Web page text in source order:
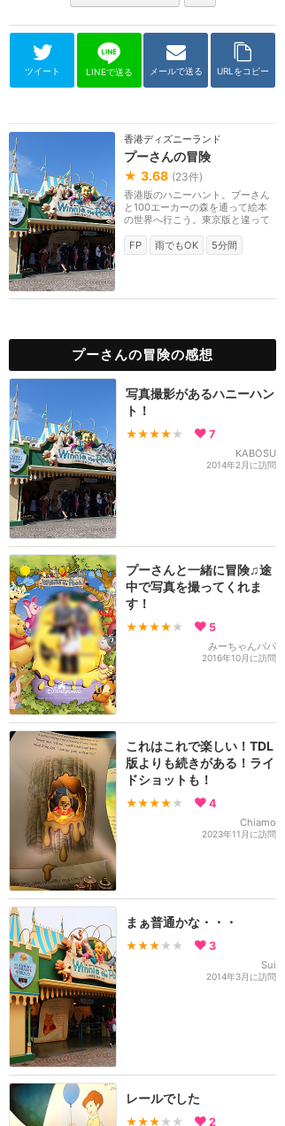
ツイート LINEで送る メールで送る URLをコピー
香港ディズニーランド
プーさんの冒険
★ 3.68 (23件)
香港版のハニーハント。プーさん
と100エーカーの森を通って絵本
の世界へ行こう。東京版と違って
FP
雨でもOK 5分間
プーさんの冒険の感想
写真撮影があるハニーハン
ト！
★★★★ ★ 7
KABOSU
2014年2月に訪問
プーさんと一緒に冒険♫途
中で写真を撮ってくれま
す！
★★★★ ★ 5
みーちゃんパパ
2016年10月に訪問
これはこれで楽しい！TDL
版よりも続きがある！ライ
ドショットも！
★★★★ ★ 4
Chiamo
2023年11月に訪問
まぁ普通かな・・・
★★★ ★★ 3
Sui
2014年3月に訪問
レールでした
★★★ ★★ 2